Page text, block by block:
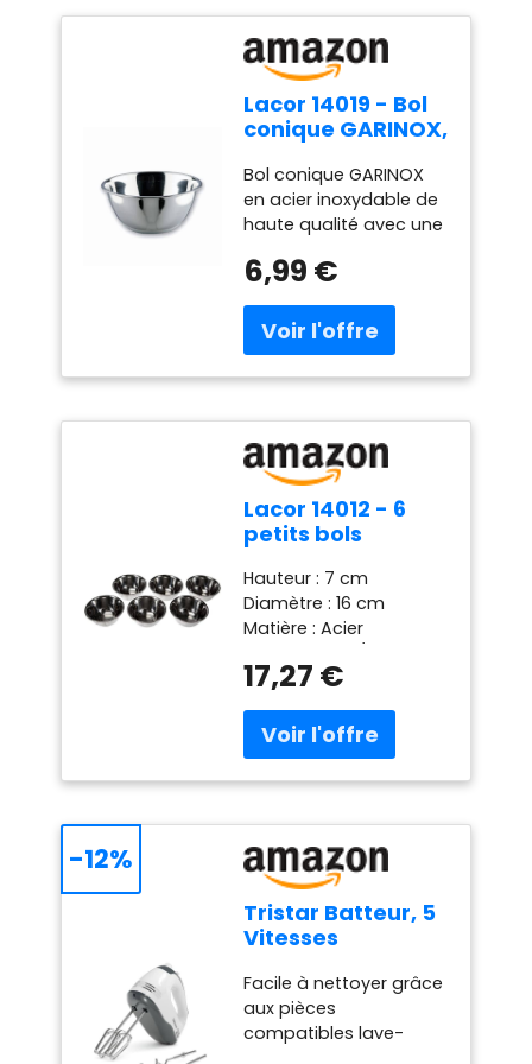
Lacor 14019 - Bol
conique GARINOX,
salade, rece...
Bol conique GARINOX
en acier inoxydable de
haute qualité avec une
pour la préparation des
ni saveurs ni odeurs
Facile à nettoyer Pas
lavable au lave-
cm / 7,5 cm (h)
Capacité: 1,4 L
6,99 €
Lacor 14012 - 6
petits bols
Acier Inox. 0,4
litres
Hauteur : 7 cm
Diamètre : 16 cm
Matière : Acier
Entretien : Lave-
17,27 €
Tristar Batteur, 5
Vitesses
Design
Ergonomique,
Fouets et
Facile à nettoyer grâce
aux pièces
compatibles lave-
-12%